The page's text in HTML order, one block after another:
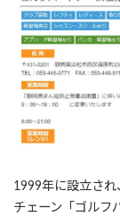
1999年に設立さ
チェーン「ゴルフ